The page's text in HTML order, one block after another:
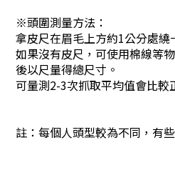
※頭圍測量方法：
拿皮尺在眉毛上方約1公分處繞
如果沒有皮尺，可使用棉線等
後以尺量得總尺寸。
可量測2-3次抓取平均值會比較
註：每個人頭型較為不同，有